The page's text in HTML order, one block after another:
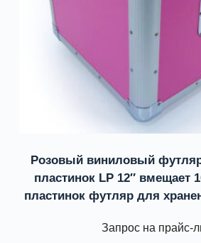
Розовый виниловый
пластинок LP 12″ вмещает
пластинок футляр для
Запрос на прайс-